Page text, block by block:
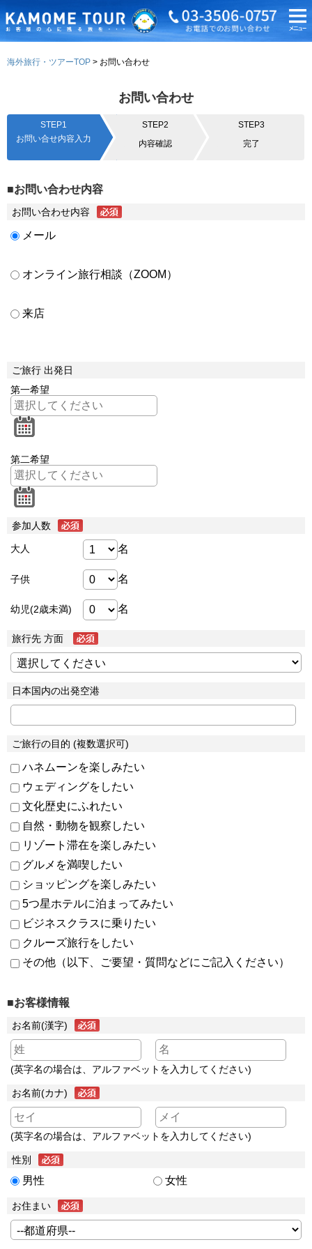
海外旅行・ツアーTOP お問い合わせ
お問い合わせ
STEP1
お問い合せ内容入力
STEP2
内容確認
STEP3
完了
■お問い合わせ内容
お問い合わせ内容
メール
オンライン旅行相談（ZOOM）
来店
ご旅行 出発日
第一希望
第二希望
参加人数
大人 名
子供 名
幼児(2歳未満) 名
旅行先 方面
日本国内の出発空港
ご旅行の目的 (複数選択可)
ハネムーンを楽しみたい
ウェディングをしたい
文化歴史にふれたい
自然・動物を観察したい
リゾート滞在を楽しみたい
グルメを満喫したい
ショッピングを楽しみたい
5つ星ホテルに泊まってみたい
ビジネスクラスに乗りたい
クルーズ旅行をしたい
その他（以下、ご要望・質問などにご記入ください）
■お客様情報
お名前(漢字)
(英字名の場合は、アルファベットを入力してください)
お名前(カナ)
(英字名の場合は、アルファベットを入力してください)
性別
男性 女性
お住まい